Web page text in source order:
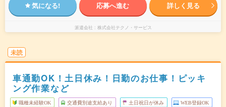
気になる! 応募へ進む 詳しく見る
派遣会社 株式会社テクノ・サービス
未読
車通勤OK！土日休み！日勤のお仕事！ピッキ
ング作業など
職種未経験OK 交通費別途支給あり 土日祝日が休み WEB登録OK